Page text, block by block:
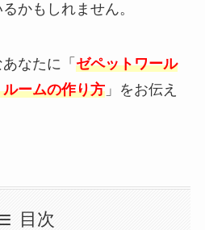
かもしれません。
なたに「 ゼペットワール
ームの作り方」をお伝え
目次